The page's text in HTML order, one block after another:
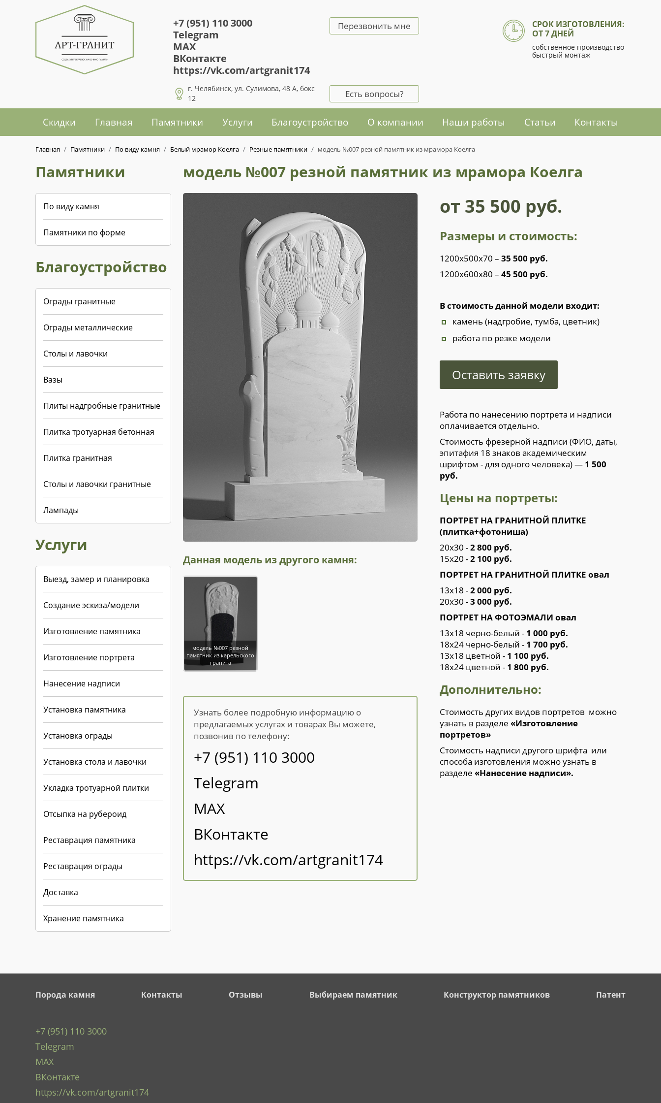
+7 (951) 110 3000
Telegram
MAX
ВКонтакте
https://vk.com/artgranit174
Перезвонить мне
г. Челябинск, ул. Сулимова, 48 А, бокс
12
Есть вопросы?
СРОК ИЗГОТОВЛЕНИЯ:
ОТ 7 ДНЕЙ
собственное производство
быстрый монтаж
Скидки Главная Памятники Услуги Благоустройство О компании Наши работы Статьи Контакты
Главная / Памятники / По виду камня / Белый мрамор Коелга / Резные памятники / модель №007 резной памятник из мрамора Коелга
модель №007 резной памятник из мрамора Коелга
Данная модель из другого камня:
модель №007 резной
памятник из карельского
гранита
Узнать более подробную информацию о
предлагаемых услугах и товарах Вы можете,
позвонив по телефону:
+7 (951) 110 3000
Telegram
MAX
ВКонтакте
https://vk.com/artgranit174
от 35 500 руб.
Размеры и стоимость:
1200х500х70 – 35 500 руб.
1200х600х80 – 45 500 руб.
В стоимость данной модели входит:
камень (надгробие, тумба, цветник)
работа по резке модели
Оставить заявку
Работа по нанесению портрета и надписи
оплачивается отдельно.
Стоимость фрезерной надписи (ФИО, даты,
эпитафия 18 знаков академическим
шрифтом - для одного человека) — 1 500
руб.
Цены на портреты:
ПОРТРЕТ НА ГРАНИТНОЙ ПЛИТКЕ
(плитка+фотониша)
20х30 -2 800 руб.
15х20 -2 100 руб.
ПОРТРЕТ НА ГРАНИТНОЙ ПЛИТКЕ овал
13х18 -2 000 руб.
20х30 -3 000 руб.
ПОРТРЕТ НА ФОТОЭМАЛИ овал
13х18 черно-белый - 1 000 руб.
18х24 черно-белый - 1 700 руб.
13х18 цветной - 1 100 руб.
18х24 цветной - 1 800 руб.
Дополнительно:
Стоимость других видов портретов можно
узнать в разделе «Изготовление
портретов»
Стоимость надписи другого шрифта или
способа изготовления можно узнать в
разделе «Нанесение надписи».
Памятники
По виду камня
Памятники по форме
Благоустройство
Ограды гранитные
Ограды металлические
Столы и лавочки
Вазы
Плиты надгробные гранитные
Плитка тротуарная бетонная
Плитка гранитная
Столы и лавочки гранитные
Лампады
Услуги
Выезд, замер и планировка
Создание эскиза/модели
Изготовление памятника
Изготовление портрета
Нанесение надписи
Установка памятника
Установка ограды
Установка стола и лавочки
Укладка тротуарной плитки
Отсыпка на рубероид
Реставрация памятника
Реставрация ограды
Доставка
Хранение памятника
Порода камня Контакты Отзывы Выбираем памятник Конструктор памятников Патент
+7 (951) 110 3000
Telegram
MAX
ВКонтакте
https://vk.com/artgranit174